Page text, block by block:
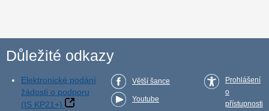
Důležité odkazy
Elektronické podání
žádosti o podporu
(IS KP21+)
Větší šance
Youtube
Prohlášení
o
přístupnosti